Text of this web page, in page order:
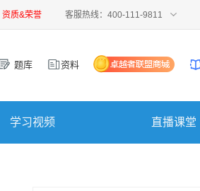
资质&荣誉 客服热线：400-111-9811
题库 资料
学习视频 直播课堂